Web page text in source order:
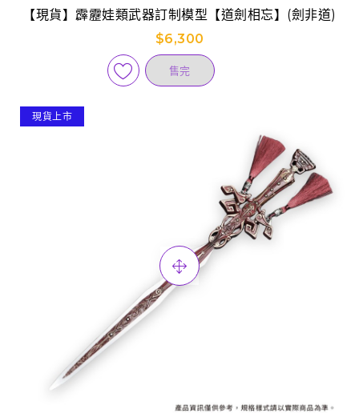
【現貨】霹靂娃類武器訂制模型【道劍相忘】(劍非道)
$6,300
售完
現貨上市